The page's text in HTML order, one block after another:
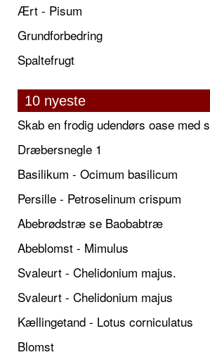
Ært - Pisum
Grundforbedring
Spaltefrugt
10 nyeste
Dræbersnegle 1
Basilikum - Ocimum basilicum
Persille - Petroselinum crispum
Abebrødstræ se Baobabtræ
Abeblomst - Mimulus
Svaleurt - Chelidonium majus.
Svaleurt - Chelidonium majus
Kællingetand - Lotus corniculatus
Blomst